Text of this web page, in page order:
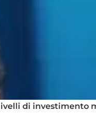
di investimento